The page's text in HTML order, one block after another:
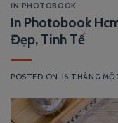
IN PHOTOBOOK
In Photobook
Đẹp, Tinh Tế
POSTED ON 16 THÁNG